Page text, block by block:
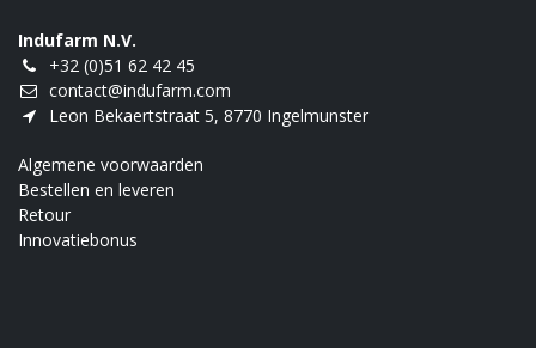
Indufarm N.V.
+32 (0)51 62 42 45
contact@indufarm.com
Leon Bekaertstraat 5, 8770 Ingelmunster
Algemene voorwaarden
Bestellen en leveren
Retour
Innovatiebonus